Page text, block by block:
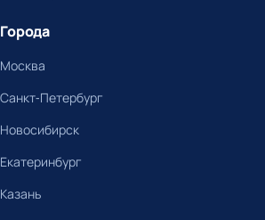
Города
Москва
Санкт-Петербург
Новосибирск
Екатеринбург
Казань